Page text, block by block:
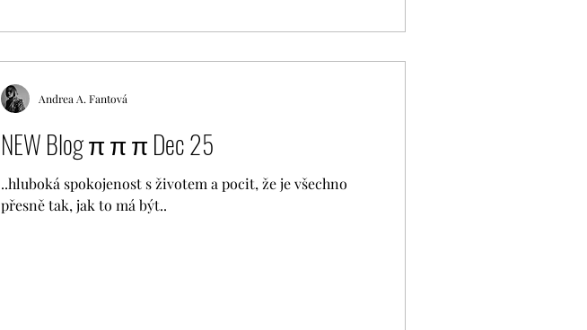
NEW Blog π π π Dec 25
..hluboká spokojenost s životem a pocit, že je všechno
přesně tak, jak to má být..
Andrea A. Fantová